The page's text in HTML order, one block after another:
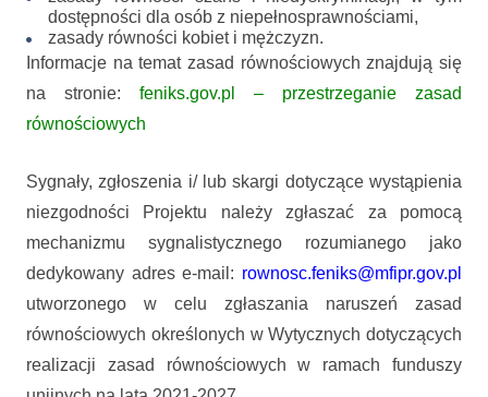
dostępności dla osób z niepełnosprawnościami,
zasady równości kobiet i mężczyzn.
Informacje na temat zasad równościowych znajdują się
na stronie:
feniks.gov.pl – przestrzeganie zasad
równościowych
Sygnały, zgłoszenia i/ lub skargi dotyczące wystąpienia
niezgodności Projektu należy zgłaszać za pomocą
mechanizmu sygnalistycznego rozumianego jako
dedykowany adres e-mail: rownosc.feniks@mfipr.gov.pl
utworzonego w celu zgłaszania naruszeń zasad
równościowych określonych w Wytycznych dotyczących
realizacji zasad równościowych w ramach funduszy